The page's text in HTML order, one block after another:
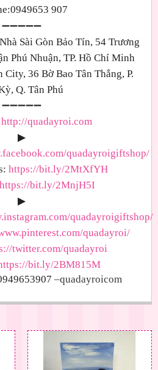
907
➖➖➖➖➖
Sài Gòn Bảo Tín, 54 Trương
Phú Nhuận, TP. Hồ Chí Minh
36 Bờ Bao Tân Thắng, P.
Q. Tân Phú
➖➖➖➖➖
http://quadayroi.com
▶
quadayroigiftshop/
: https://bit.ly/2MtXfYH
https://bit.ly/2MnjH5I
▶
quadayroigiftshop/
quadayroi/
twitter.com/quadayroi
bit.ly/2BM815M
–quadayroicom